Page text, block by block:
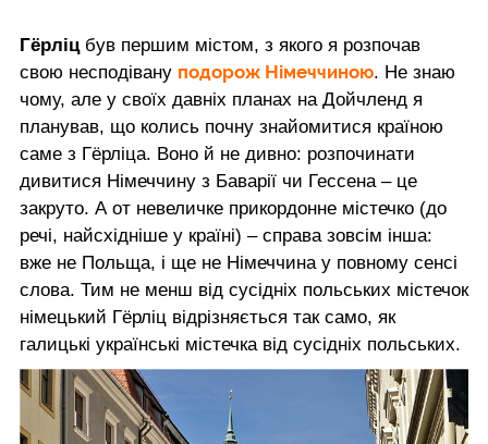
Гёрліц був першим містом, з якого я розпочав
свою несподівану подорож Німеччиною. Не знаю
чому, але у своїх давніх планах на Дойчленд я
планував, що колись почну знайомитися країною
саме з Гёрліца. Воно й не дивно: розпочинати
дивитися Німеччину з Баварії чи Гессена – це
закруто. А от невеличке прикордонне містечко (до
речі, найсхідніше у країні) – справа зовсім інша:
вже не Польща, і ще не Німеччина у повному сенсі
слова. Тим не менш від сусідніх польських містечок
німецький Гёрліц відрізняється так само, як
галицькі українські містечка від сусідніх польських.